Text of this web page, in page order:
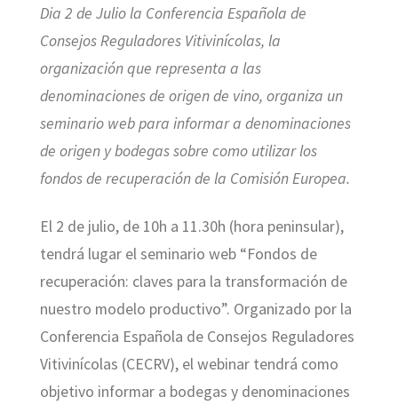
Dia 2 de Julio la Conferencia Española de
Consejos Reguladores Vitivinícolas, la
organización que representa a las
denominaciones de origen de vino, organiza un
seminario web para informar a denominaciones
de origen y bodegas sobre como utilizar los
fondos de recuperación de la Comisión Europea.
El 2 de julio, de 10h a 11.30h (hora peninsular),
tendrá lugar el seminario web “Fondos de
recuperación: claves para la transformación de
nuestro modelo productivo”. Organizado por la
Conferencia Española de Consejos Reguladores
Vitivinícolas (CECRV), el webinar tendrá como
objetivo informar a bodegas y denominaciones